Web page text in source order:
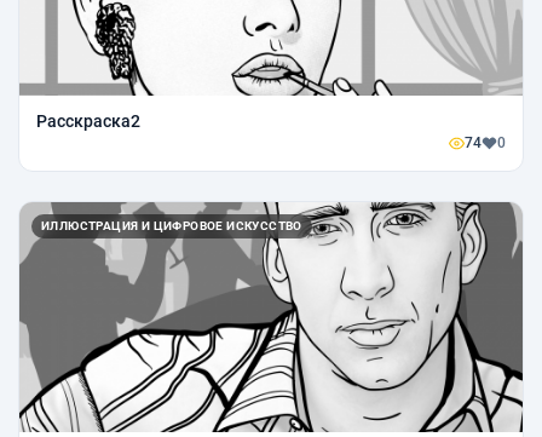
Расскраска2
74 0
ИЛЛЮСТРАЦИЯ И ЦИФРОВОЕ ИСКУССТВО